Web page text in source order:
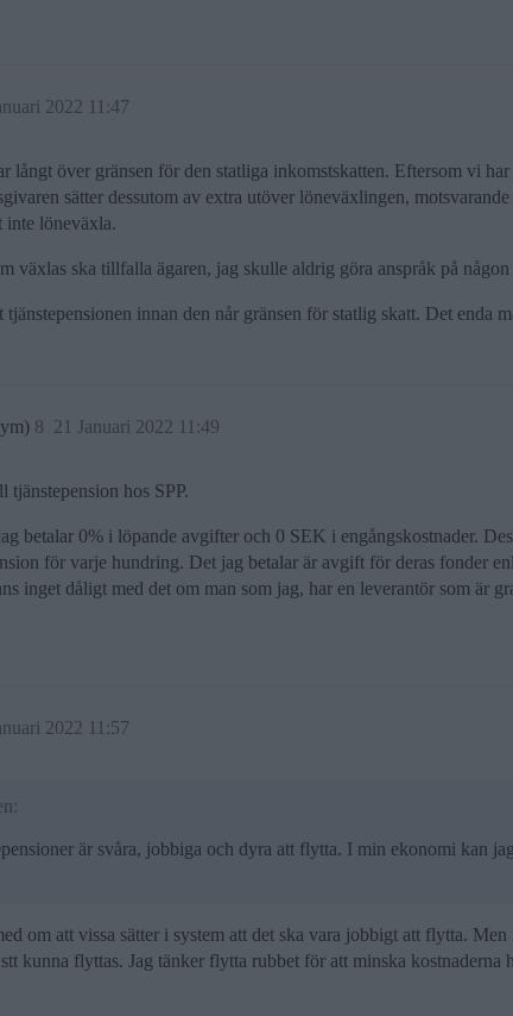
2022 11:47
långt över gränsen för den statliga inkomstskatten. Eftersom vi
sätter dessutom av extra utöver löneväxlingen,
inte löneväxla.
växlas ska tillfalla ägaren, jag skulle aldrig göra anspråk på
tjänstepensionen innan den når gränsen för statlig skatt. Det
21 Januari 2022 11:49
8
tjänstepension hos SPP.
betalar 0% i löpande avgifter och 0 SEK i engångskostnader.
för varje hundring. Det jag betalar är avgift för deras fonder
inget dåligt med det om man som jag, har en leverantör som är
2022 11:57
är svåra, jobbiga och dyra att flytta. I min ekonomi kan
om att vissa sätter i system att det ska vara jobbigt att flytta.
kunna flyttas. Jag tänker flytta rubbet för att minska kostnaderna